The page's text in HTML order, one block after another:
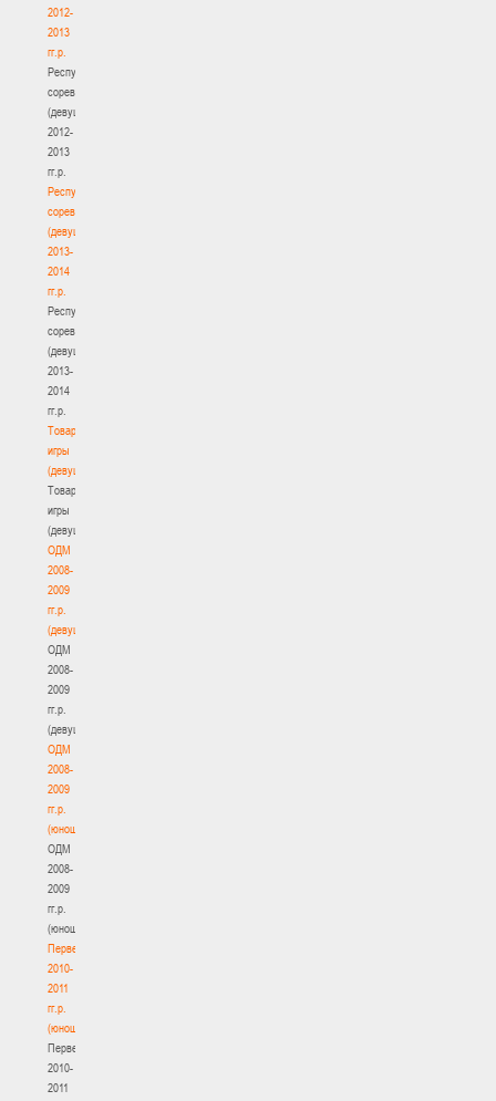
2012-
2013
гг.р.
Республиканские
соревнования
(девушки)
2012-
2013
гг.р.
Республиканские
соревнования
(девушки)
2013-
2014
гг.р.
Республиканские
соревнования
(девушки)
2013-
2014
гг.р.
Товарищеские
игры
(девушки)
Товарищеские
игры
(девушки)
ОДМ
2008-
2009
гг.р.
(девушки)
ОДМ
2008-
2009
гг.р.
(девушки)
ОДМ
2008-
2009
гг.р.
(юноши)
ОДМ
2008-
2009
гг.р.
(юноши)
Первенство
2010-
2011
гг.р.
(юноши)
Первенство
2010-
2011